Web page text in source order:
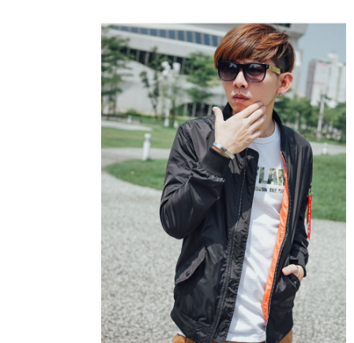
時審查核予不同之上限額度；若仍有額度不足之情形，本公司將視審查結果
請求用戶進行身份認證。
５．嚴禁一人註冊多個帳號或使用他人資訊註冊。若發現惡意使用之情形，
恩沛科技股份有限公司將有權停止該用戶之使用額度並採取法律行動。